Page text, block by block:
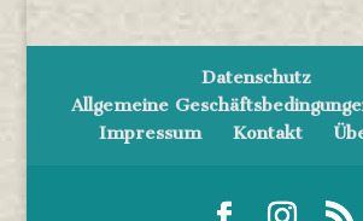
Datenschutz
Allgemeine
Impressum
Kontakt